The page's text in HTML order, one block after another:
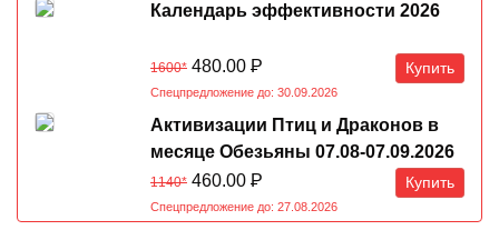
Календарь эффективности 2026
1600* 480.00 Р Купить
Спецпредложение до: 30.09.2026
Активизации Птиц и Драконов в
месяце Обезьяны 07.08-07.09.2026
1140* 460.00 Р Купить
Спецпредложение до: 27.08.2026